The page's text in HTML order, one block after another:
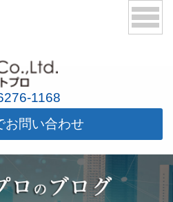
1168
お問い合わせ